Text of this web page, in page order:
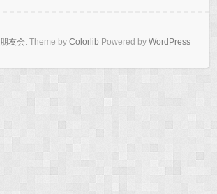
朋友会. Theme by Colorlib Powered by WordPress